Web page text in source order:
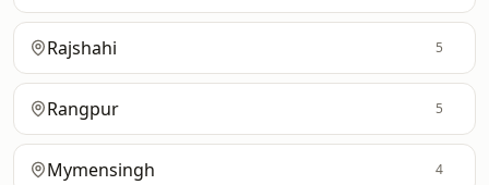
Rajshahi 5
Rangpur 5
Mymensingh 4